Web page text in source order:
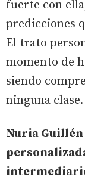
fuerte con
predicciones
El trato
momento de
siendo
ninguna clase.
Nuria